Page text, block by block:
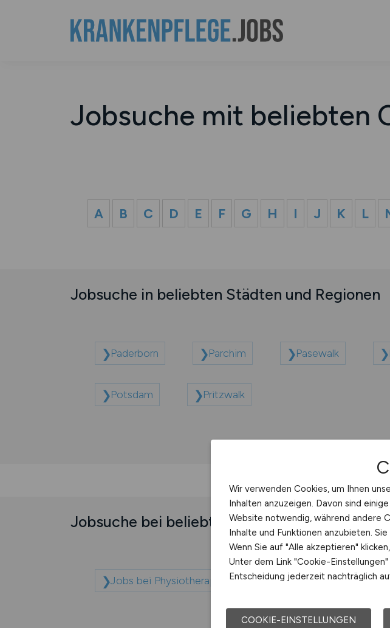
Jobsuche mit beliebten
A B C D E F G H I J K L
Jobsuche in beliebten Städten und Regionen
Paderborn Parchim Pasewalk
Potsdam Pritzwalk
Jobsuche bei beliebten Unternehmen
Jobs bei Physiotherapie-Zentrum Dorsten
Wir verwenden Cookies, um Ihnen
Inhalten anzuzeigen. Davon sind
Website notwendig, während andere
Inhalte und Funktionen anzubieten.
Wenn Sie auf "Alle akzeptieren"
Unter dem Link "Cookie-
Entscheidung jederzeit nachträglich
COOKIE-EINSTELLUNGEN